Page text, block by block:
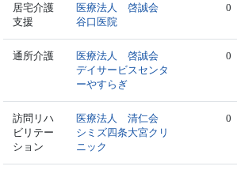
居宅介護
支援
医療法人 啓誠会
谷口医院
0
通所介護
医療法人 啓誠会
デイサービスセンタ
ーやすらぎ
0
訪問リハ
ビリテー
ション
医療法人 清仁会
シミズ四条大宮クリ
ニック
0